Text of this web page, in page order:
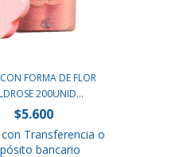
FORMA DE FLOR
200UNID...
$5.600
con Transferencia o
bancario